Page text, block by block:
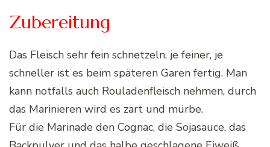
Zubereitung
Das Fleisch sehr fein schnetzeln, je feiner, je
schneller ist es beim späteren Garen fertig. Man
kann notfalls auch Rouladenfleisch nehmen, durch
das Marinieren wird es zart und mürbe.
Für die Marinade den Cognac, die Sojasauce, das